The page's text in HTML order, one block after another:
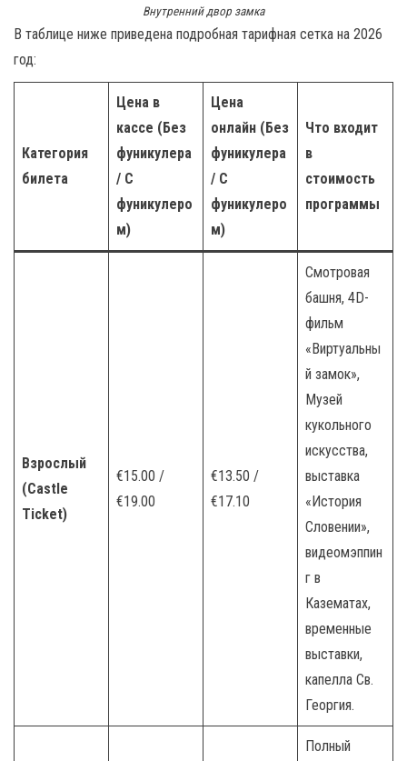
Внутренний двор замка
В таблице ниже приведена подробная тарифная сетка на 2026
год:
Категория
билета
Цена в
кассе (Без
фуникулера
/ С
фуникулеро
м)
Цена
онлайн (Без
фуникулера
/ С
фуникулеро
м)
Что входит
в
стоимость
программы
Взрослый
(Castle
Ticket)
€15.00 /
€19.00
€13.50 /
€17.10
Смотровая
башня, 4D-
фильм
«Виртуальны
й замок»,
Музей
кукольного
искусства,
выставка
«История
Словении»,
видеомэппин
г в
Казематах,
временные
выставки,
капелла Св.
Георгия.
Полный